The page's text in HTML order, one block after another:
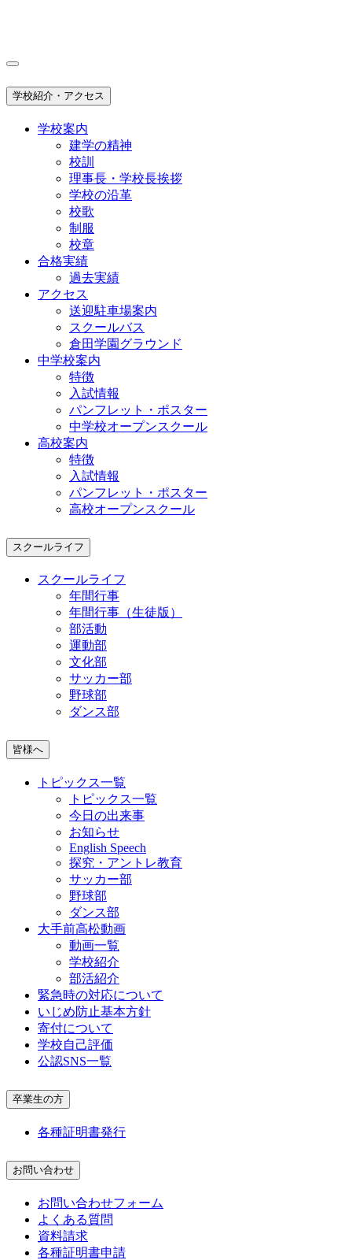
学校紹介・アクセス
学校案内
建学の精神
校訓
理事長・学校長挨拶
学校の沿革
校歌
制服
校章
合格実績
過去実績
アクセス
送迎駐車場案内
スクールバス
倉田学園グラウンド
中学校案内
特徴
入試情報
パンフレット・ポスター
中学校オープンスクール
高校案内
特徴
入試情報
パンフレット・ポスター
高校オープンスクール
スクールライフ
スクールライフ
年間行事
年間行事（生徒版）
部活動
運動部
文化部
サッカー部
野球部
ダンス部
皆様へ
トピックス一覧
トピックス一覧
今日の出来事
お知らせ
English Speech
探究・アントレ教育
サッカー部
野球部
ダンス部
大手前高松動画
動画一覧
学校紹介
部活紹介
緊急時の対応について
いじめ防止基本方針
寄付について
学校自己評価
公認SNS一覧
卒業生の方
各種証明書発行
お問い合わせ
お問い合わせフォーム
よくある質問
資料請求
各種証明書申請